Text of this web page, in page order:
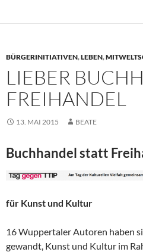
BÜRGERINITIATIVEN,LEBEN,
LIEBER
FREIHANDEL
13. MAI 2015 BEATE
Buchhandel statt
für Kunst und Kultur
16 Wuppertaler Autoren haben
gewandt, Kunst und Kultur im